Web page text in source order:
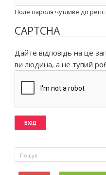
Поле пароля чутливе до
CAPTCHA
Дайте відповідь на це
ви людина, а не тупий
Пошукова
Пошук